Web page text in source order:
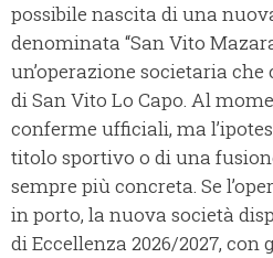
possibile nascita di una
denominata “San Vito
un’operazione societaria
di San Vito Lo Capo. Al
conferme ufficiali, ma
titolo sportivo o di una
sempre più concreta. Se
in porto, la nuova società
di Eccellenza 2026/2027, con